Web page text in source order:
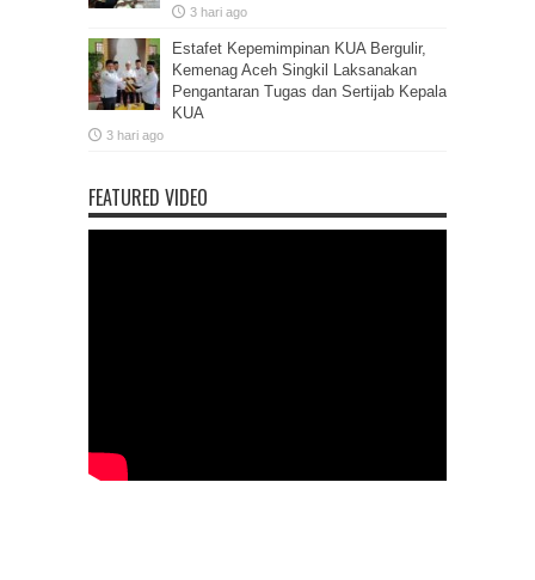
3 hari ago
Estafet Kepemimpinan KUA Bergulir,
Kemenag Aceh Singkil Laksanakan
Pengantaran Tugas dan Sertijab Kepala
KUA
3 hari ago
FEATURED VIDEO